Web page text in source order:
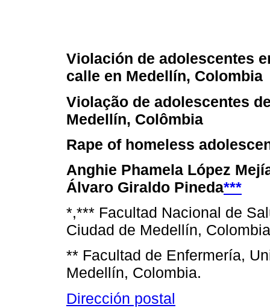
Violación de adolescentes
calle en Medellín, Colombia
Violação de adolescentes
Medellín, Colômbia
Rape of homeless
Anghie Phamela López
Álvaro Giraldo Pineda***
*,*** Facultad Nacional de
Ciudad de Medellín,
** Facultad de Enfermería,
Medellín, Colombia.
Dirección postal